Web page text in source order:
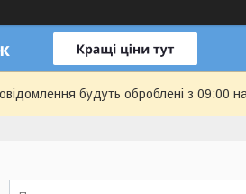
будуть оброблені з 09:00